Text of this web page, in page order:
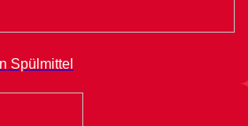
Spülmittel